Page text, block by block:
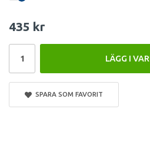
435 kr
LÄGG I
SPARA SOM FAVORIT